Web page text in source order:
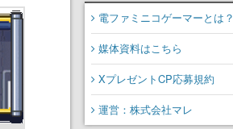
電ファミニコゲーマーとは？
媒体資料はこちら
XプレゼントCP応募規約
運営：株式会社マレ